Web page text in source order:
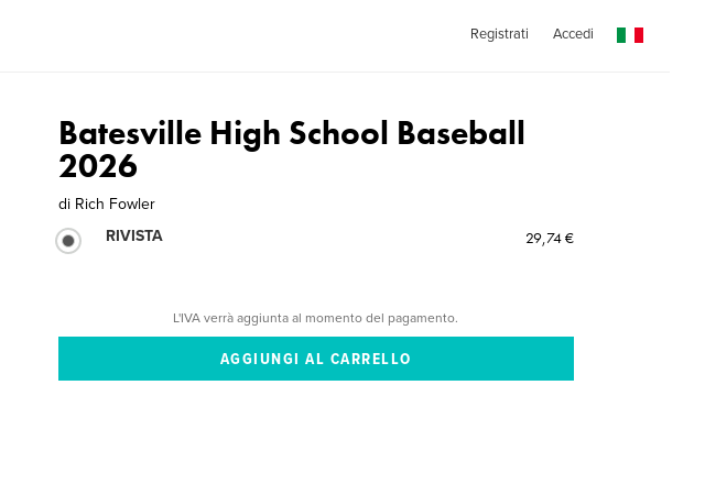
Registrati Accedi
Batesville High School Baseball
2026
di Rich Fowler
RIVISTA
29,74 €
L'IVA verrà aggiunta al momento del pagamento.